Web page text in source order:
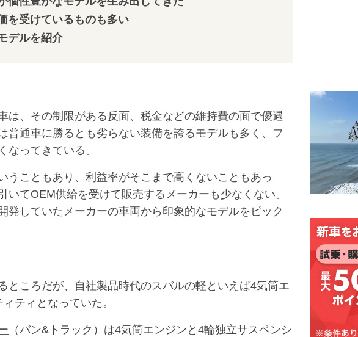
を受けているものも多い
デルを紹介
、その制限がある反面、税金などの維持費の面で優遇
普通車に勝るとも劣らない装備を誇るモデルも多く、フ
なってきている。
こともあり、利益率がそこまで高くないこともあっ
てOEM供給を受けて販売するメーカーも少なくない。
発していたメーカーの車両から印象的なモデルをピック
ころだが、自社製品時代のスバルの軽といえば4気筒エ
ティとなっていた。
（バン&トラック）は4気筒エンジンと4輪独立サスペンシ